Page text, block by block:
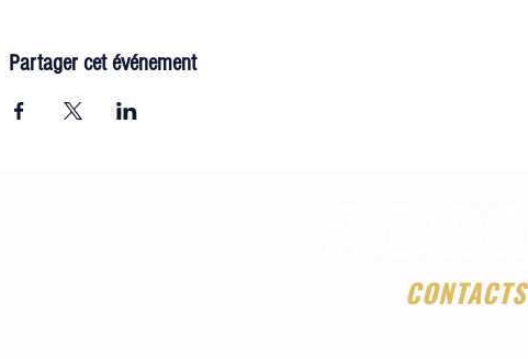
Partager cet événement
CONTACTS